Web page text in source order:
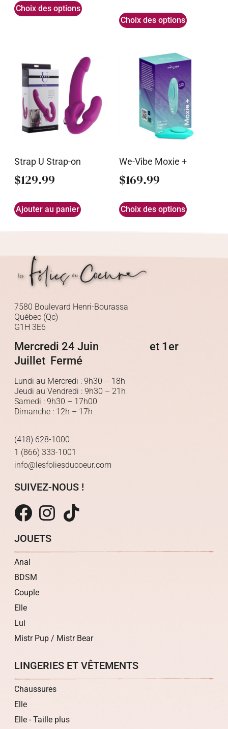
Choix des options
Choix des options
Strap U Strap-on
$129.99
Ajouter au panier
We-Vibe Moxie +
$169.99
Choix des options
7580 Boulevard Henri-Bourassa
Québec (Qc)
G1H 3E6
Mercredi 24 Juin et 1er
Juillet Fermé
Lundi au Mercredi : 9h30 – 18h
Jeudi au Vendredi : 9h30 – 21h
Samedi : 9h30 – 17h00
Dimanche : 12h – 17h
(418) 628-1000
1 (866) 333-1001
info@lesfoliesducoeur.com
SUIVEZ-NOUS !
JOUETS
Anal
BDSM
Couple
Elle
Lui
Mistr Pup / Mistr Bear
LINGERIES ET VÊTEMENTS
Chaussures
Elle
Elle - Taille plus